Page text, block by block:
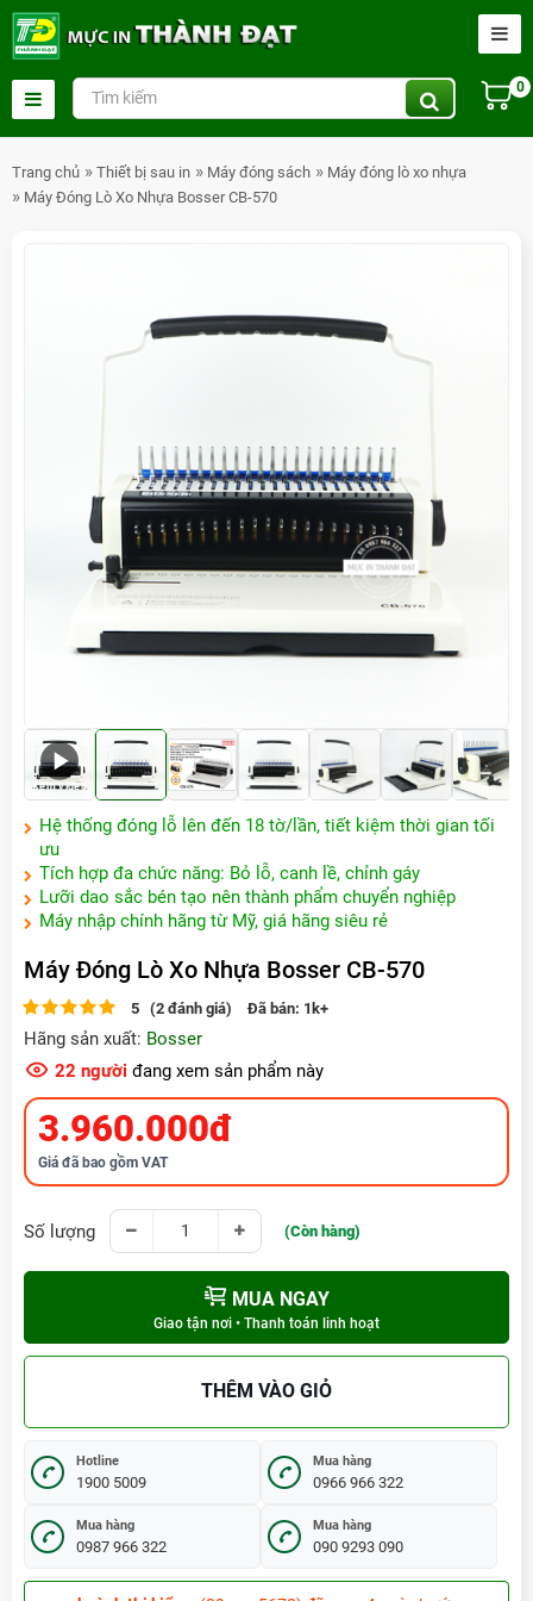
0
Trang chủ Thiết bị sau in Máy đóng sách
Máy đóng lò xo nhựa
Máy Đóng Lò Xo Nhựa Bosser CB-570
Xem video
Hệ thống đóng lỗ lên đến 18 tờ/lần, tiết kiệm thời gian tối
ưu
Tích hợp đa chức năng: Bỏ lỗ, canh lề, chỉnh gáy
Lưỡi dao sắc bén tạo nên thành phẩm chuyển nghiệp
Máy nhập chính hãng từ Mỹ, giá hãng siêu rẻ
Máy Đóng Lò Xo Nhựa Bosser CB-570
5 (2 đánh giá) Đã bán: 1k+
Hãng sản xuất: Bosser
22 người đang xem sản phẩm này
3.960.000đ
Giá đã bao gồm VAT
Số lượng (Còn hàng)
MUA NGAY
Giao tận nơi • Thanh toán linh hoạt
THÊM VÀO GIỎ
Hotline
1900 5009
Mua hàng
0966 966 322
Mua hàng
0987 966 322
Mua hàng
090 9293 090